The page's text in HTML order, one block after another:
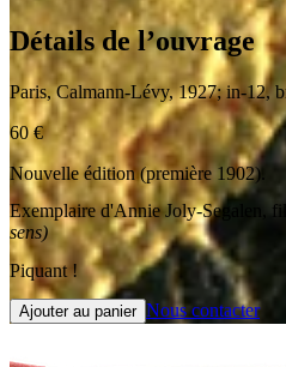
Détails de l’ouvrage
Paris,Calmann-Lévy,1927; in-12,
60€
Nouvelle édition (première 1902).
Exemplaire d'Annie Joly-Segalen,
sens)
Piquant !
Ajouter au panier Nous contacter